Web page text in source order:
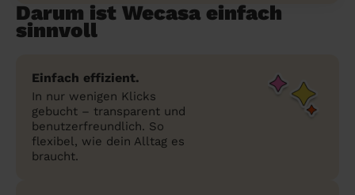
Darum ist Wecasa einfach
sinnvoll
Einfach effizient.
In nur wenigen Klicks
gebucht – transparent und
benutzerfreundlich. So
flexibel, wie dein Alltag es
braucht.